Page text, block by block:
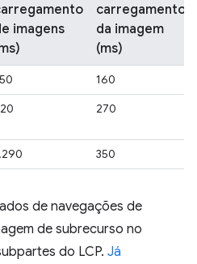
imagens
carregamento
da imagem
(ms)
160
270
350
de navegações de
de subrecurso no
do LCP. Já